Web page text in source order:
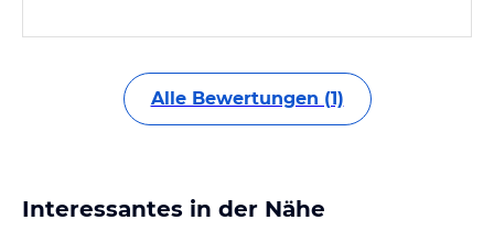
Alle Bewertungen (1)
Interessantes in der Nähe